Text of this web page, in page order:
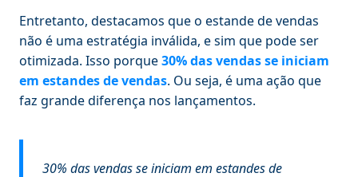
Entretanto, destacamos que o estande de vendas
não é uma estratégia inválida, e sim que pode ser
otimizada. Isso porque30% das vendas se iniciam
em estandes de vendas. Ou seja, é uma ação que
faz grande diferença nos lançamentos.
30% das vendas se iniciam em estandes de